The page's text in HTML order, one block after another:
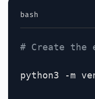
bash
# Create the
python3 -m